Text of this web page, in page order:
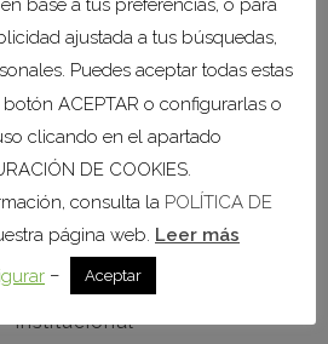
COEC acerca su hoja
de ruta empresarial al
Ayuntamiento de
Mazarrón
07 agosto, 2026
COEC y el
Ayuntamiento de Los
Alcázares refuerzan su
colaboración
institucional
base a tus preferencias, o para
ajustada a tus búsquedas,
Puedes aceptar todas estas
ACEPTAR o configurarlas o
clicando en el apartado
DE COOKIES.
consulta la POLÍTICA DE
página web. Leer más
– Aceptar